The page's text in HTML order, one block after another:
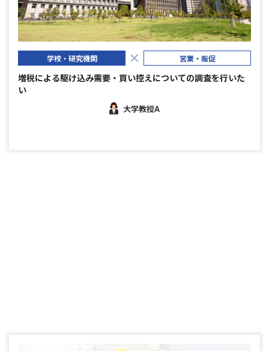
学校・研究機関 営業・販促
増税による駆け込み需要・買い控えについての調査を行いた
い
大学教授A